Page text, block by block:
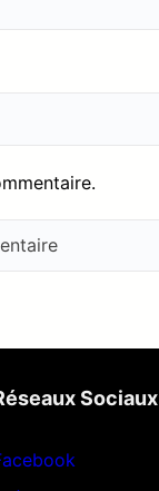
Sociaux